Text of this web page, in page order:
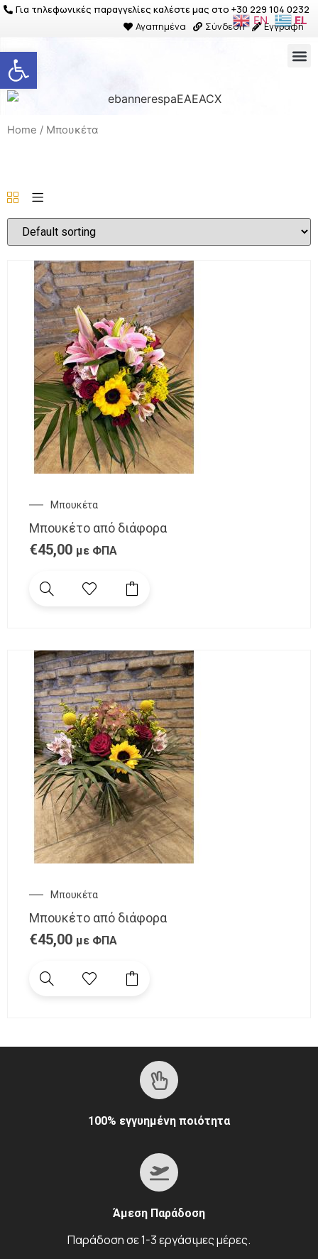
Ανοίξτε τη γραμμή εργαλείων
Για τηλεφωνικές παραγγελίες καλέστε μας στο +30 229 104 0232
Αγαπημένα
Σύνδεση Εγγραφή
Home / Μπουκέτα
Μπουκέτα
Μπουκέτο από διάφορα
€45,00 με ΦΠΑ
Μπουκέτα
Μπουκέτο από διάφορα
€45,00 με ΦΠΑ
100% εγγυημένη ποιότητα
Άμεση Παράδοση
Παράδοση σε 1-3 εργάσιμες μέρες.
EN EL